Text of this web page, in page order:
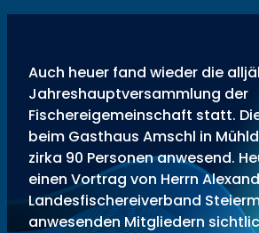
Auch heuer fand wieder die
Jahreshauptversammlung der
Fischereigemeinschaft statt.
beim Gasthaus Amschl in
zirka 90 Personen anwesend.
einen Vortrag von Herrn
Landesfischereiverband
anwesenden Mitgliedern